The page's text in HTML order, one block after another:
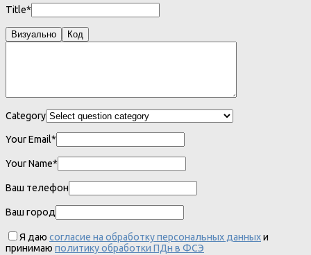
Title*
Визуально Код
Category
Your Email*
Your Name*
Ваш телефон
Ваш город
Я даю согласие на обработку персональных данныхи
принимаю политику обработки ПДн в ФСЭ